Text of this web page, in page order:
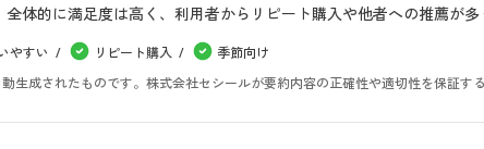
体的に満足度は高く、利用者からリピート購入や他者への推薦が多
やすい リピート購入
季節向け
生成されたものです。株式会社セシールが要約内容の正確性や適切性を保証す